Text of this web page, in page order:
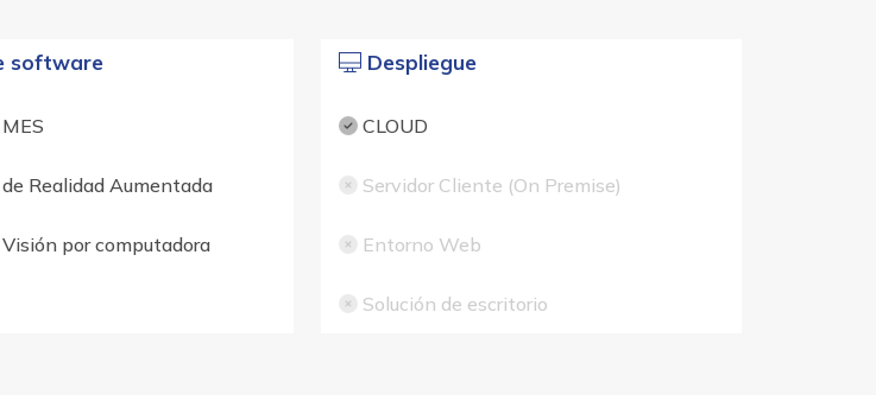
software
Realidad Aumentada
por computadora
Despliegue
CLOUD
Servidor Cliente (On Premise)
Entorno Web
Solución de escritorio